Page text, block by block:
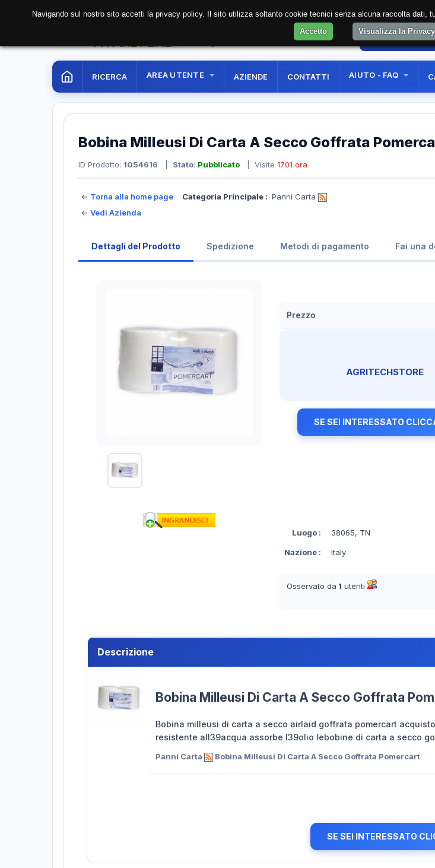
AREA RISERVATA
RICERCA AREA UTENTE AZIENDE CONTATTI AIUTO - FAQ
Bobina Milleusi Di Carta A Secco Goffrata
ID Prodotto: 1054616 Stato: Pubblicato | Visite 1701 ora
← Torna alla home page
← Vedi Azienda
Categoria Principale : Panni Carta
Dettagli del Prodotto Spedizione Metodi di pagamento Fai una
Prezzo
AGRITECHSTORE
SE SEI INTERESSATO
Luogo : 38065, TN
Nazione : Italy
Osservato da 1 utenti
Descrizione
Bobina Milleusi Di Carta A Secco Goffrata
Bobina milleusi di carta a secco airlaid goffrata pomercart
resistente all39acqua assorbe l39olio lebobine di carta a secco
Panni Carta Bobina Milleusi Di Carta A Secco Goffrata Pomercart
SE SEI INTERESSATO
Navigando sul nostro sito accetti la privacy policy. Il sito utilizza soltanto cookie tecnici senza alcuna raccolta dati,
Accetto
Visualizza la